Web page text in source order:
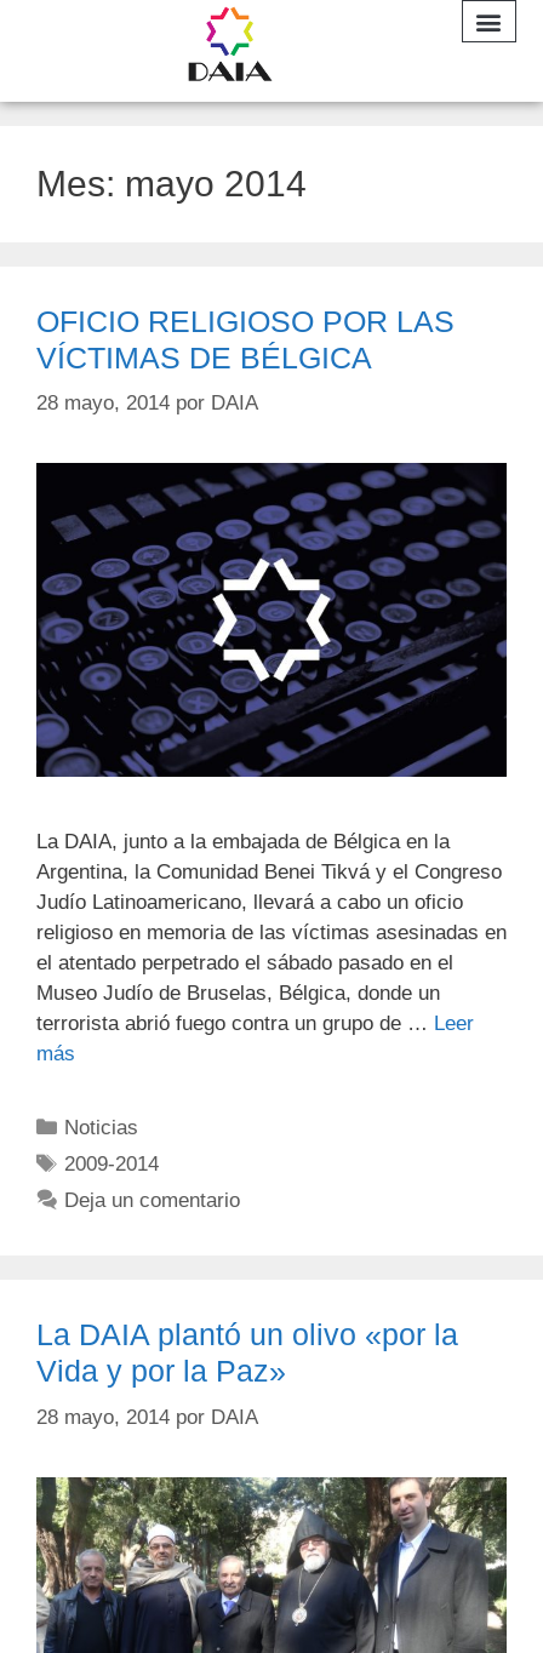
Mes: mayo 2014
OFICIO RELIGIOSO POR LAS
VÍCTIMAS DE BÉLGICA
28 mayo, 2014 por DAIA
La DAIA, junto a la embajada de Bélgica en la
Argentina, la Comunidad Benei ‎Tikvá y el Congreso
Judío Latinoamericano, llevará a cabo un oficio
religioso ‎en memoria de las víctimas asesinadas en
el atentado perpetrado el sábado ‎pasado en el
Museo Judío de Bruselas, Bélgica, donde un
terrorista abrió ‎fuego contra un grupo de … Leer
más
Noticias
2009-2014
Deja un comentario
La DAIA plantó un olivo «por la
Vida y por la Paz»
28 mayo, 2014 por DAIA